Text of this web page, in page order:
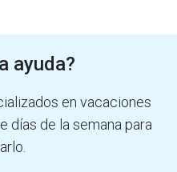
ayuda?
en vacaciones
días de la semana para